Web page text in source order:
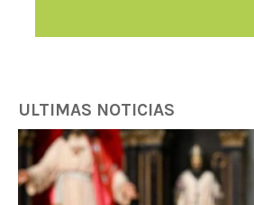
ULTIMAS NOTICIAS